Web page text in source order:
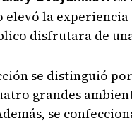
elevó la
disfrutara de
se distinguió
grandes
se